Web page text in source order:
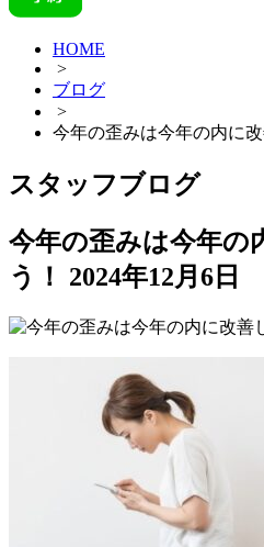
HOME
>
ブログ
>
今年の歪みは今年の内に改
スタッフブログ
今年の歪みは今年の
う！
2024年12月6日